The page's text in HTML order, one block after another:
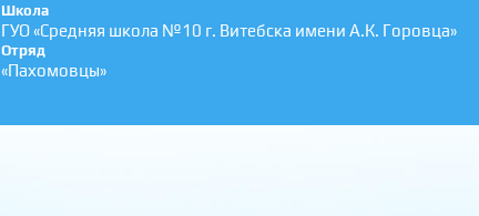
Школа
ГУО «Средняя школа №10 г. Витебска имени А.К. Горовца»
Отряд
«Пахомовцы»